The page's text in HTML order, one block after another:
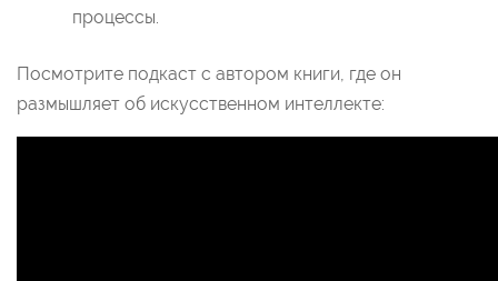
процессы.
Посмотрите подкаст с автором книги, где он
размышляет об искусственном интеллекте: